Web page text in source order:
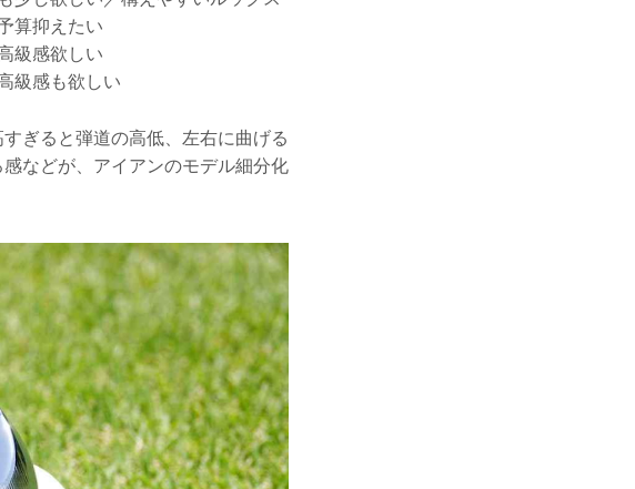
算抑えたい
級感欲しい
級感も欲しい
ぎると弾道の高低、左右に曲げる
などが、アイアンのモデル細分化